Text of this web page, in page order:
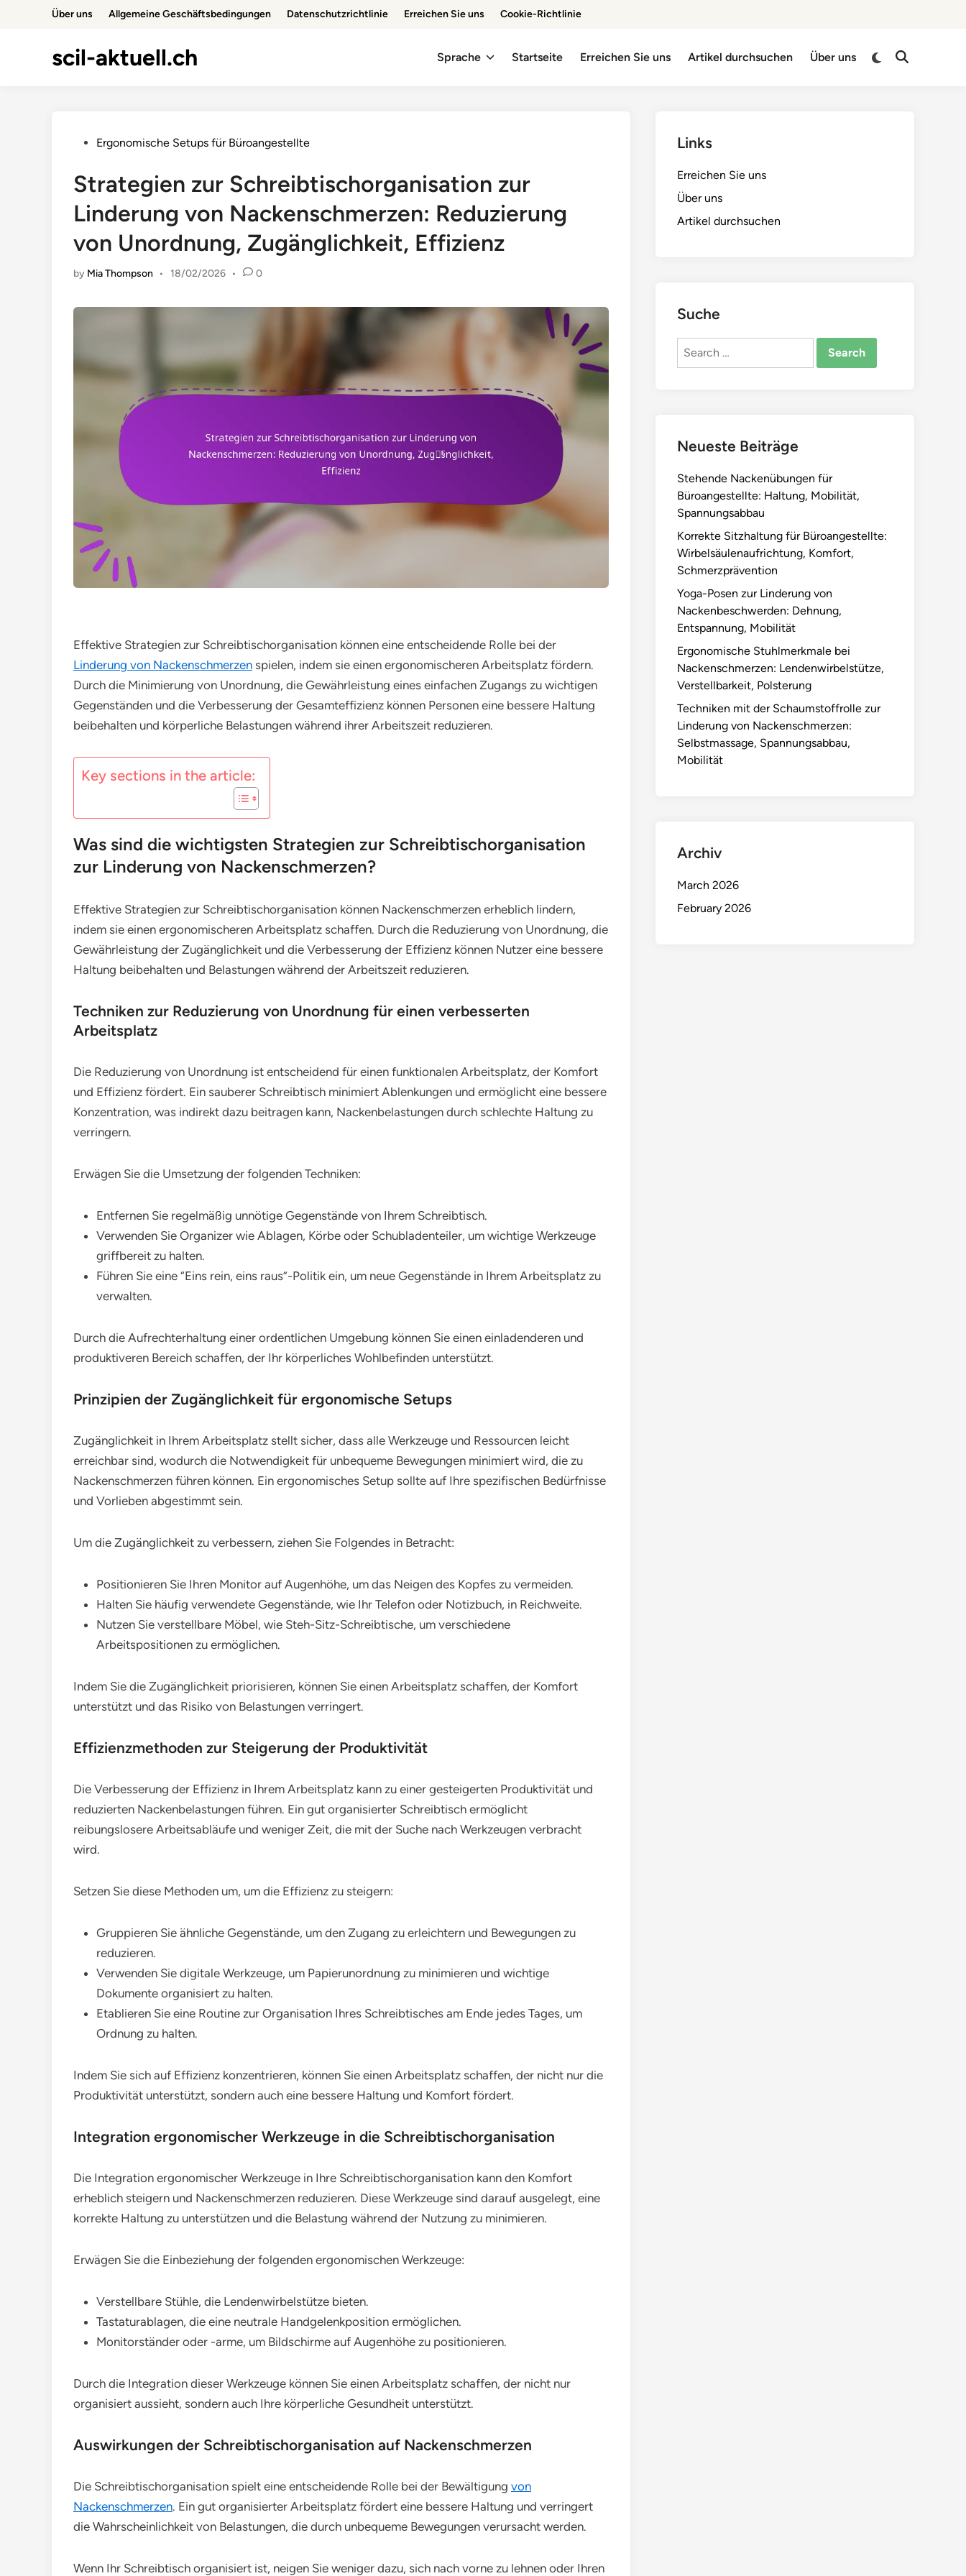
Über uns Allgemeine Geschäftsbedingungen Datenschutzrichtlinie Erreichen Sie uns Cookie-Richtlinie
scil-aktuell.ch Sprache Startseite Erreichen Sie uns Artikel durchsuchen Über uns
Switch
Open
PostedErgonomische Setups für Büroangestellte
Strategien zur Schreibtischorganisation zur
Linderung von Nackenschmerzen: Reduzierung
von Unordnung, Zugänglichkeit, Effizienz
by Mia Thompson • 18/02/2026 • 0
Effektive Strategien zur Schreibtischorganisation können eine entscheidende Rolle bei der
Linderung von Nackenschmerzen spielen, indem sie einen ergonomischeren Arbeitsplatz fördern.
Durch die Minimierung von Unordnung, die Gewährleistung eines einfachen Zugangs zu wichtigen
Gegenständen und die Verbesserung der Gesamteffizienz können Personen eine bessere Haltung
beibehalten und körperliche Belastungen während ihrer Arbeitszeit reduzieren.
Key sections in the article:
Was sind die wichtigsten Strategien zur Schreibtischorganisation
zur Linderung von Nackenschmerzen?
Effektive Strategien zur Schreibtischorganisation können Nackenschmerzen erheblich lindern,
indem sie einen ergonomischeren Arbeitsplatz schaffen. Durch die Reduzierung von Unordnung, die
Gewährleistung der Zugänglichkeit und die Verbesserung der Effizienz können Nutzer eine bessere
Haltung beibehalten und Belastungen während der Arbeitszeit reduzieren.
Techniken zur Reduzierung von Unordnung für einen verbesserten
Arbeitsplatz
Die Reduzierung von Unordnung ist entscheidend für einen funktionalen Arbeitsplatz, der Komfort
und Effizienz fördert. Ein sauberer Schreibtisch minimiert Ablenkungen und ermöglicht eine bessere
Konzentration, was indirekt dazu beitragen kann, Nackenbelastungen durch schlechte Haltung zu
verringern.
Erwägen Sie die Umsetzung der folgenden Techniken:
Entfernen Sie regelmäßig unnötige Gegenstände von Ihrem Schreibtisch.
Verwenden Sie Organizer wie Ablagen, Körbe oder Schubladenteiler, um wichtige Werkzeuge
griffbereit zu halten.
Führen Sie eine “Eins rein, eins raus”-Politik ein, um neue Gegenstände in Ihrem Arbeitsplatz zu
verwalten.
Durch die Aufrechterhaltung einer ordentlichen Umgebung können Sie einen einladenderen und
produktiveren Bereich schaffen, der Ihr körperliches Wohlbefinden unterstützt.
Prinzipien der Zugänglichkeit für ergonomische Setups
Zugänglichkeit in Ihrem Arbeitsplatz stellt sicher, dass alle Werkzeuge und Ressourcen leicht
erreichbar sind, wodurch die Notwendigkeit für unbequeme Bewegungen minimiert wird, die zu
Nackenschmerzen führen können. Ein ergonomisches Setup sollte auf Ihre spezifischen Bedürfnisse
und Vorlieben abgestimmt sein.
Um die Zugänglichkeit zu verbessern, ziehen Sie Folgendes in Betracht:
Positionieren Sie Ihren Monitor auf Augenhöhe, um das Neigen des Kopfes zu vermeiden.
Halten Sie häufig verwendete Gegenstände, wie Ihr Telefon oder Notizbuch, in Reichweite.
Nutzen Sie verstellbare Möbel, wie Steh-Sitz-Schreibtische, um verschiedene
Arbeitspositionen zu ermöglichen.
Indem Sie die Zugänglichkeit priorisieren, können Sie einen Arbeitsplatz schaffen, der Komfort
unterstützt und das Risiko von Belastungen verringert.
Effizienzmethoden zur Steigerung der Produktivität
Die Verbesserung der Effizienz in Ihrem Arbeitsplatz kann zu einer gesteigerten Produktivität und
reduzierten Nackenbelastungen führen. Ein gut organisierter Schreibtisch ermöglicht
reibungslosere Arbeitsabläufe und weniger Zeit, die mit der Suche nach Werkzeugen verbracht
wird.
Setzen Sie diese Methoden um, um die Effizienz zu steigern:
Gruppieren Sie ähnliche Gegenstände, um den Zugang zu erleichtern und Bewegungen zu
reduzieren.
Verwenden Sie digitale Werkzeuge, um Papierunordnung zu minimieren und wichtige
Dokumente organisiert zu halten.
Etablieren Sie eine Routine zur Organisation Ihres Schreibtisches am Ende jedes Tages, um
Ordnung zu halten.
Indem Sie sich auf Effizienz konzentrieren, können Sie einen Arbeitsplatz schaffen, der nicht nur die
Produktivität unterstützt, sondern auch eine bessere Haltung und Komfort fördert.
Integration ergonomischer Werkzeuge in die Schreibtischorganisation
Die Integration ergonomischer Werkzeuge in Ihre Schreibtischorganisation kann den Komfort
erheblich steigern und Nackenschmerzen reduzieren. Diese Werkzeuge sind darauf ausgelegt, eine
korrekte Haltung zu unterstützen und die Belastung während der Nutzung zu minimieren.
Erwägen Sie die Einbeziehung der folgenden ergonomischen Werkzeuge:
Verstellbare Stühle, die Lendenwirbelstütze bieten.
Tastaturablagen, die eine neutrale Handgelenkposition ermöglichen.
Monitorständer oder -arme, um Bildschirme auf Augenhöhe zu positionieren.
Durch die Integration dieser Werkzeuge können Sie einen Arbeitsplatz schaffen, der nicht nur
organisiert aussieht, sondern auch Ihre körperliche Gesundheit unterstützt.
Auswirkungen der Schreibtischorganisation auf Nackenschmerzen
Die Schreibtischorganisation spielt eine entscheidende Rolle bei der Bewältigung von
Nackenschmerzen. Ein gut organisierter Arbeitsplatz fördert eine bessere Haltung und verringert
die Wahrscheinlichkeit von Belastungen, die durch unbequeme Bewegungen verursacht werden.
Wenn Ihr Schreibtisch organisiert ist, neigen Sie weniger dazu, sich nach vorne zu lehnen oder Ihren
Links
Erreichen Sie uns
Über uns
Artikel durchsuchen
Suche
Search
Neueste Beiträge
Stehende Nackenübungen für
Büroangestellte: Haltung, Mobilität,
Spannungsabbau
Korrekte Sitzhaltung für Büroangestellte:
Wirbelsäulenaufrichtung, Komfort,
Schmerzprävention
Yoga-Posen zur Linderung von
Nackenbeschwerden: Dehnung,
Entspannung, Mobilität
Ergonomische Stuhlmerkmale bei
Nackenschmerzen: Lendenwirbelstütze,
Verstellbarkeit, Polsterung
Techniken mit der Schaumstoffrolle zur
Linderung von Nackenschmerzen:
Selbstmassage, Spannungsabbau,
Mobilität
Archiv
March 2026
February 2026